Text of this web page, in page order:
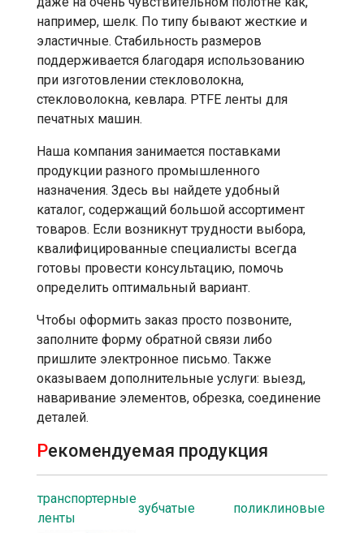
например, шелк. По типу бывают жесткие и
эластичные. Стабильность размеров
поддерживается благодаря использованию
при изготовлении стекловолокна,
стекловолокна, кевлара. PTFE ленты для
печатных машин.
Наша компания занимается поставками
продукции разного промышленного
назначения. Здесь вы найдете удобный
каталог, содержащий большой ассортимент
товаров. Если возникнут трудности выбора,
квалифицированные специалисты всегда
готовы провести консультацию, помочь
определить оптимальный вариант.
Чтобы оформить заказ просто позвоните,
заполните форму обратной связи либо
пришлите электронное письмо. Также
оказываем дополнительные услуги: выезд,
наваривание элементов, обрезка, соединение
деталей.
Рекомендуемая продукция
транспортерные
ленты
зубчатые поликлиновые